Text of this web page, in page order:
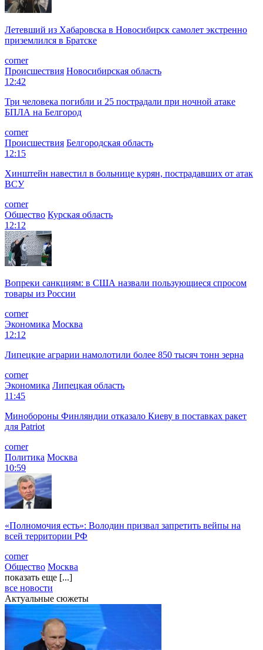
Летевший из Хабаровска в Новосибирск самолет экстренно
приземлился в Братске
corner
Происшествия Новосибирская область
12:42
Три человека погибли и 25 пострадали при ночной атаке
БПЛА на Белгород
corner
Происшествия Белгородская область
12:15
Хинштейн навестил в больнице курян, пострадавших от атак
ВСУ
corner
Общество Курская область
12:12
Вопреки санкциям: в США назвали пользующиеся спросом
товары из России
corner
Экономика Москва
12:12
Липецкие аграрии намолотили более 850 тысяч тонн зерна
corner
Экономика Липецкая область
11:45
Минобороны Финляндии отказало Киеву в поставках ракет
для Patriot
corner
Политика Москва
10:59
«Полномочия есть»: Володин призвал запретить вейпы на
всей территории РФ
corner
Общество Москва
показать еще [...]
все новости
Актуальные сюжеты